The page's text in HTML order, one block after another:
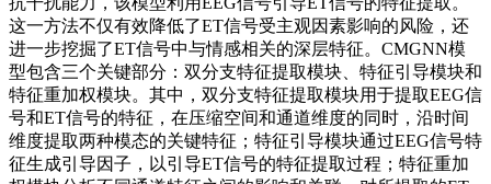
这一方法不仅有效降低了ET信号受主观因素影响的风险，还
进一步挖掘了ET信号中与情感相关的深层特征。CMGNN模
型包含三个关键部分：双分支特征提取模块、特征引导模块和
特征重加权模块。其中，双分支特征提取模块用于提取EEG信
号和ET信号的特征，在压缩空间和通道维度的同时，沿时间
维度提取两种模态的关键特征；特征引导模块通过EEG信号特
征生成引导因子，以引导ET信号的特征提取过程；特征重加